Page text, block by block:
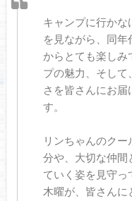
キャンプに行か
を見ながら、同
からとても楽しみ
プの魅力、そして
さを皆さんにお届
す。
リンちゃんのク
分や、大切な仲間
ていく姿を見守っ
木曜が、皆さんに